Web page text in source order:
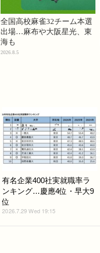
全国高校麻雀32チーム本選
出場…麻布や大阪星光、東
海も
2026.8.5
有名企業400社実就職率ラ
ンキング…慶應4位・早大9
位
2026.7.29 Wed 19:15